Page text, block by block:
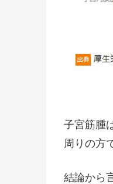
子宮筋腫
周りの方
結論から